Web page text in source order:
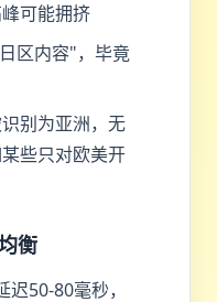
可能拥挤
区内容"，毕竟
别为亚洲，无
些只对欧美开
衡
50-80毫秒，